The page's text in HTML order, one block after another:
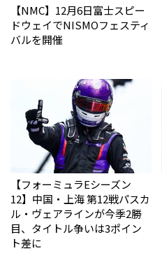
【NMC】12月6日富士スピー
ドウェイでNISMOフェスティ
バルを開催
【フォーミュラEシーズン
12】中国・上海 第12戦パスカ
ル・ヴェアラインが今季2勝
目、タイトル争いは3ポイン
ト差に